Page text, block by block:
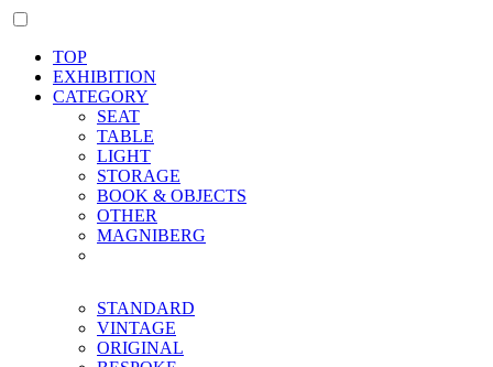
TOP
EXHIBITION
CATEGORY
SEAT
TABLE
LIGHT
STORAGE
BOOK & OBJECTS
OTHER
MAGNIBERG
STANDARD
VINTAGE
ORIGINAL